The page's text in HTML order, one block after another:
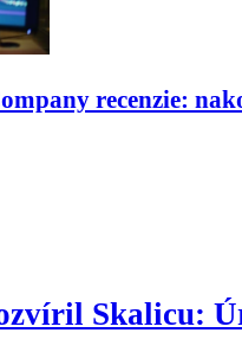
recenzie:
Skalicu: